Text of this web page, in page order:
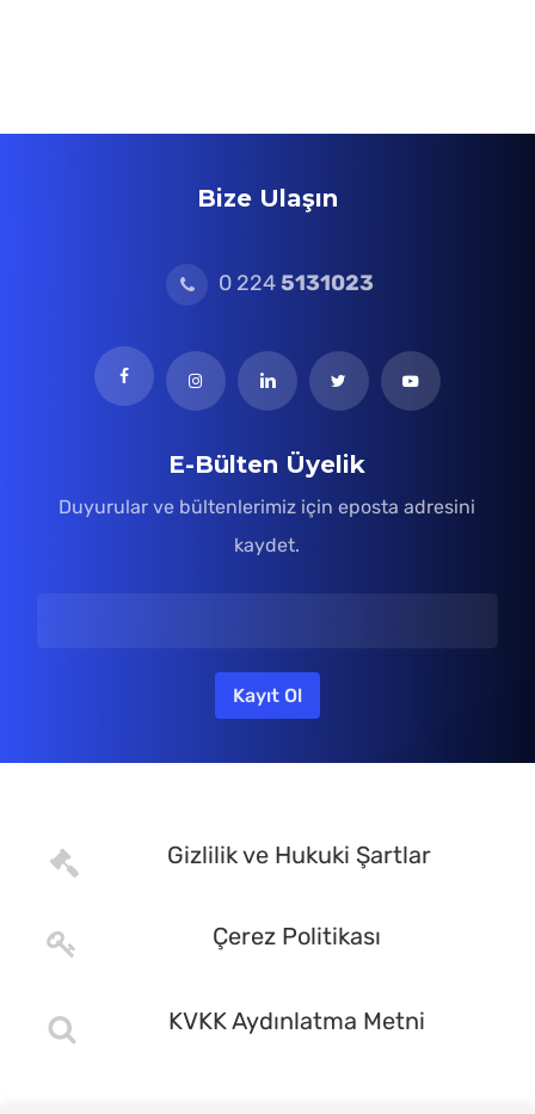
Bize Ulaşın
0 2245131023
E-Bülten Üyelik
Duyurular ve bültenlerimiz için eposta adresini
kaydet.
Gizlilik ve Hukuki Şartlar
Çerez Politikası
KVKK Aydınlatma Metni